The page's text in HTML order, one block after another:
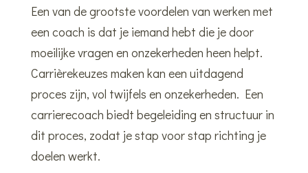
Een van de grootste voordelen van werken met
een coach is dat je iemand hebt die je door
moeilijke vragen en onzekerheden heen helpt.
Carrièrekeuzes maken kan een uitdagend
proces zijn, vol twijfels en onzekerheden. Een
carrierecoach biedt begeleiding en structuur in
dit proces, zodat je stap voor stap richting je
doelen werkt.